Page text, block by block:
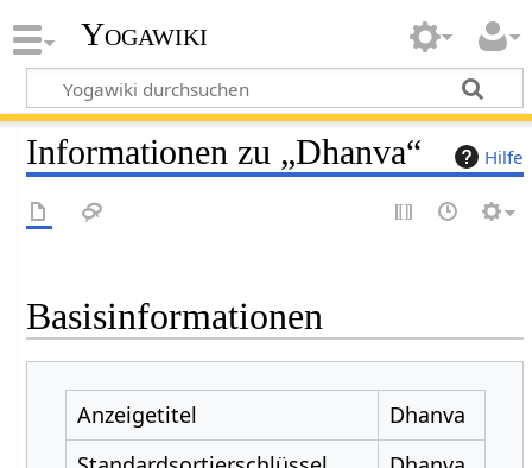
Yogawiki
Hilfe
Informationen zu „Dhanva“
Basisinformationen
Anzeigetitel
Dhanva